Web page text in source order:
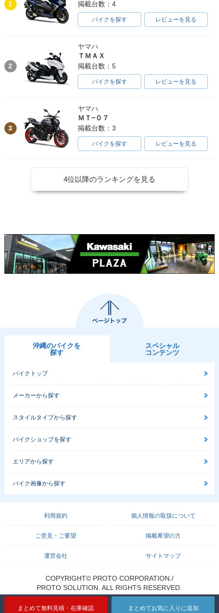
まとめて無料見積・在庫確認 まとめてお気に入りに追加
1
掲載台数：4
バイクを探す レビューを見る
2
ヤマハ
ＴＭＡＸ
掲載台数：5
バイクを探す レビューを見る
3
ヤマハ
ＭＴ−０７
掲載台数：3
バイクを探す レビューを見る
4位以降のランキングを見る
沖縄のバイクを
探す
スペシャル
コンテンツ
バイクトップ
メーカーから探す
スタイルタイプから探す
バイクショップを探す
エリアから探す
バイク画像から探す
利用規約 個人情報の取扱について
ご意見・ご要望 掲載希望の方
運営会社 サイトマップ
COPYRIGHT© PROTO CORPORATION./
PROTO SOLUTION. ALL RIGHTS RESERVED.